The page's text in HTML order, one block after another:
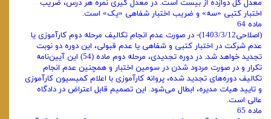
معدل کل دوازده از بیست است. در معدل ‌گیری نمره هر درس، ضریب
اختبار کتبی «سه» و ضریب اختبار شفاهی «یک» است.
ماده 64
(اصلاحی1403/3/12)- در صورت عدم انجام تکالیف مرحله دوم کارآموزی یا
عدم شرکت در اختبار کتبی و شفاهی یا عدم قبولی، این دوره دو نوبت
تجدید خواهد شد. در دوره تجدیدی، مرحله دوم ماده (54) این آیین‌نامه
تکرار و در صورت مردود شدن در سومین اختبار و همچنین عدم انجام
تکالیف دوره‌های تجدید شده، پروانه کارآموزی با اعلام کمیسیون کارآموزی
و تایید هیات مدیره، ابطال می‌شود. این تصمیم قابل اعتراض در دادگاه
عالی است.
ماده 65